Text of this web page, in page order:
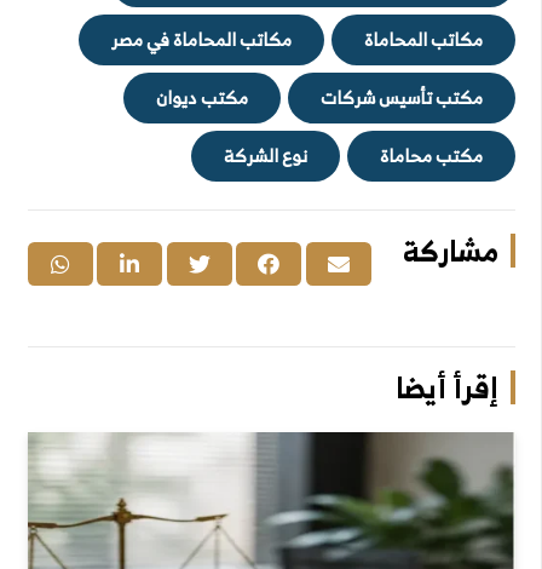
مكاتب المحاماة
مكاتب المحاماة في مصر
مكتب تأسيس شركات
مكتب ديوان
مكتب محاماة
نوع الشركة
مشاركة
إقرأ أيضا